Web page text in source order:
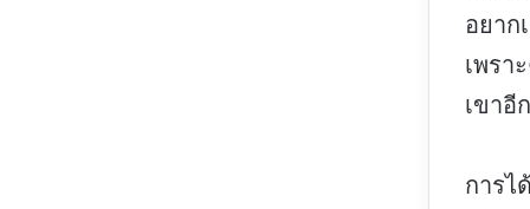
อยาก
เพรา
เขาอี
การไ